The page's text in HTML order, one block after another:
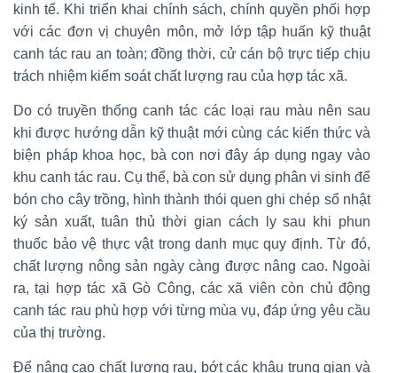
kinh tế. Khi triển khai chính sách, chính quyền phối hợp
với các đơn vị chuyên môn, mở lớp tập huấn kỹ thuật
canh tác rau an toàn; đồng thời, cử cán bộ trực tiếp chịu
trách nhiệm kiểm soát chất lượng rau của hợp tác xã.
Do có truyền thống canh tác các loại rau màu nên sau
khi được hướng dẫn kỹ thuật mới cùng các kiến thức và
biện pháp khoa học, bà con nơi đây áp dụng ngay vào
khu canh tác rau. Cụ thể, bà con sử dụng phân vi sinh để
bón cho cây trồng, hình thành thói quen ghi chép sổ nhật
ký sản xuất, tuân thủ thời gian cách ly sau khi phun
thuốc bảo vệ thực vật trong danh mục quy định. Từ đó,
chất lượng nông sản ngày càng được nâng cao. Ngoài
ra, tại hợp tác xã Gò Công, các xã viên còn chủ động
canh tác rau phù hợp với từng mùa vụ, đáp ứng yêu cầu
của thị trường.
Để nâng cao chất lượng rau, bớt các khâu trung gian và